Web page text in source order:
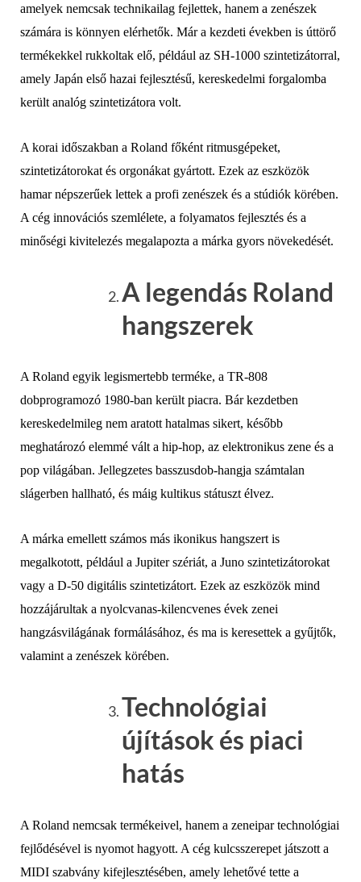
amelyek nemcsak technikailag fejlettek, hanem a zenészek
számára is könnyen elérhetők. Már a kezdeti években is úttörő
termékekkel rukkoltak elő, például az SH-1000 szintetizátorral,
amely Japán első hazai fejlesztésű, kereskedelmi forgalomba
került analóg szintetizátora volt.
A korai időszakban a Roland főként ritmusgépeket,
szintetizátorokat és orgonákat gyártott. Ezek az eszközök
hamar népszerűek lettek a profi zenészek és a stúdiók körében.
A cég innovációs szemlélete, a folyamatos fejlesztés és a
minőségi kivitelezés megalapozta a márka gyors növekedését.
A legendás Roland
hangszerek
A Roland egyik legismertebb terméke, a TR-808
dobprogramozó 1980-ban került piacra. Bár kezdetben
kereskedelmileg nem aratott hatalmas sikert, később
meghatározó elemmé vált a hip-hop, az elektronikus zene és a
pop világában. Jellegzetes basszusdob-hangja számtalan
slágerben hallható, és máig kultikus státuszt élvez.
A márka emellett számos más ikonikus hangszert is
megalkotott, például a Jupiter szériát, a Juno szintetizátorokat
vagy a D-50 digitális szintetizátort. Ezek az eszközök mind
hozzájárultak a nyolcvanas-kilencvenes évek zenei
hangzásvilágának formálásához, és ma is keresettek a gyűjtők,
valamint a zenészek körében.
Technológiai
újítások és piaci
hatás
A Roland nemcsak termékeivel, hanem a zeneipar technológiai
fejlődésével is nyomot hagyott. A cég kulcsszerepet játszott a
MIDI szabvány kifejlesztésében, amely lehetővé tette a